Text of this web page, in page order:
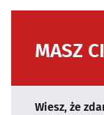
MASZ
Wiesz, że